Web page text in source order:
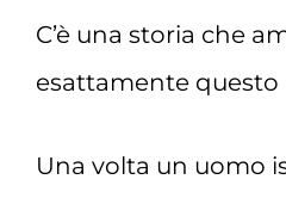
C’è una storia che
esattamente questo
Una volta un uomo